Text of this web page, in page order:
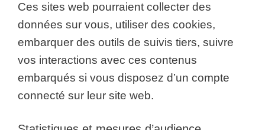
Ces sites web pourraient collecter des
données sur vous, utiliser des cookies,
embarquer des outils de suivis tiers, suivre
vos interactions avec ces contenus
embarqués si vous disposez d’un compte
connecté sur leur site web.